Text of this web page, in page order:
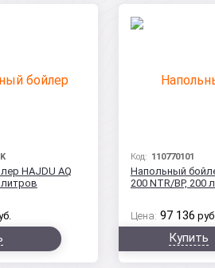
HAJDU AQ
литров
Код: 110770101
Напольный
200 NTR/BP, 200
Цена: 97 136
Купить